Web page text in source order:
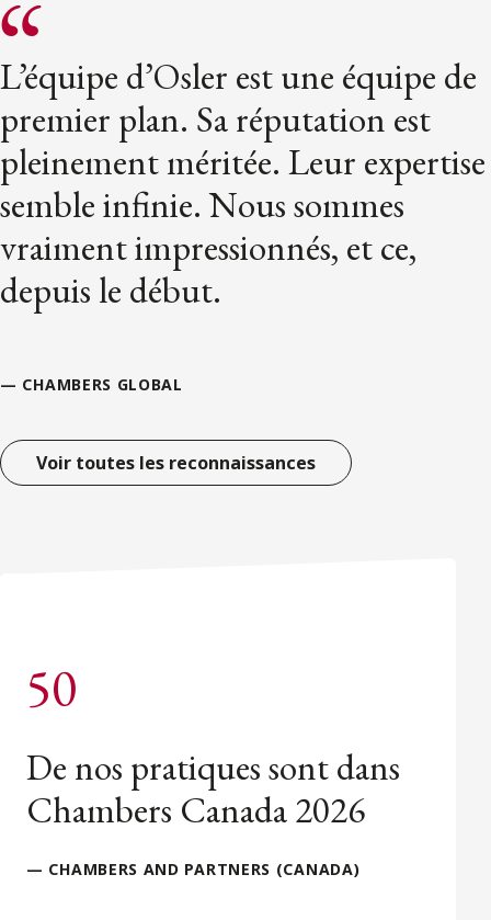
L’équipe d’Osler est une équipe de
premier plan. Sa réputation est
pleinement méritée. Leur expertise
semble infinie. Nous sommes
vraiment impressionnés, et ce,
depuis le début.
— CHAMBERS GLOBAL
Voir toutes les reconnaissances
50
De nos pratiques sont dans
Chambers Canada 2026
— CHAMBERS AND PARTNERS (CANADA)